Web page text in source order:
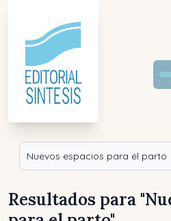
Resultados para "